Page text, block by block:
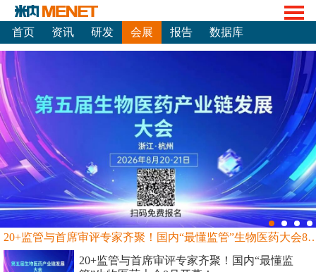
首页 资讯 研发 会展 报告 数据库
20+监管与首席审评专家齐聚！国内“最
20+监管与首席审评专家齐聚！国内“最懂监